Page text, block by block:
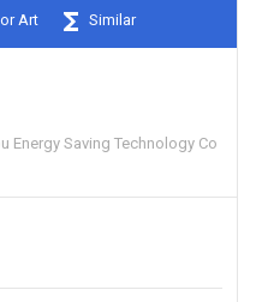
Art Similar
Energy Saving Technology Co